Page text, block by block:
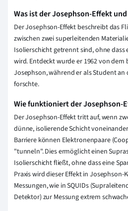
Was ist der Josephson-Effekt
Der Josephson-Effekt beschreibt das
zwischen zwei superleitenden
Isolierschicht getrennt sind, ohne dass
wird. Entdeckt wurde er 1962 von dem
Josephson, während er als Student
forschte.
Wie funktioniert der Josephson-
Der Josephson-Effekt tritt auf, wenn
dünne, isolierende Schicht
Barriere können Elektronenpaare
"tunneln". Dies ermöglicht einen
Isolierschicht fließt, ohne dass eine
Praxis wird dieser Effekt in
Messungen, wie in SQUIDs
Detektor) zur Messung extrem